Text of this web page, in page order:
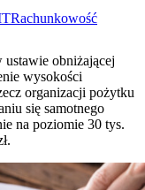
Rachunkowość
ustawie obniżającej
wysokości
organizacji pożytku
się samotnego
na poziomie 30 tys.